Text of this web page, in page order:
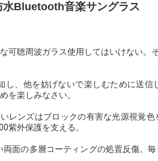
水Bluetooth音楽サングラス
可聴周波ガラス使用してはいけない。
、他を妨げないで楽しむために送信
を楽しみなさい。
レンズはブロックの有害な光源視覚
紫外保護を支える。
面の多層コーティングの処置反傷。